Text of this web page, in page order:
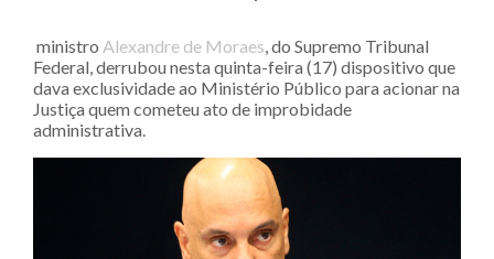
ministro Alexandre de Moraes, do Supremo Tribunal
Federal, derrubou nesta quinta-feira (17) dispositivo que
dava exclusividade ao Ministério Público para acionar na
Justiça quem cometeu ato de improbidade
administrativa.